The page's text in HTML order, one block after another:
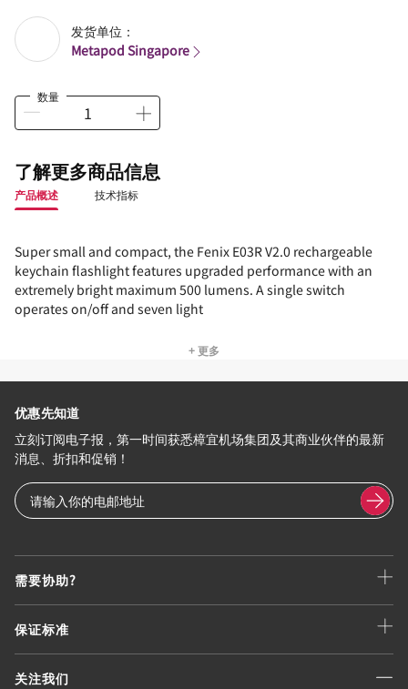
发货单位：
Metapod Singapore
数量
了解更多商品信息
产品概述 技术指标
Super small and compact, the Fenix E03R V2.0 rechargeable
keychain flashlight features upgraded performance with an
extremely bright maximum 500 lumens. A single switch
operates on/off and seven light
+ 更多
需要协助?
保证标准
关注我们
优惠先知道
立刻订阅电子报，第一时间获悉樟宜机场集团及其商业伙伴的最新
消息、折扣和促销！